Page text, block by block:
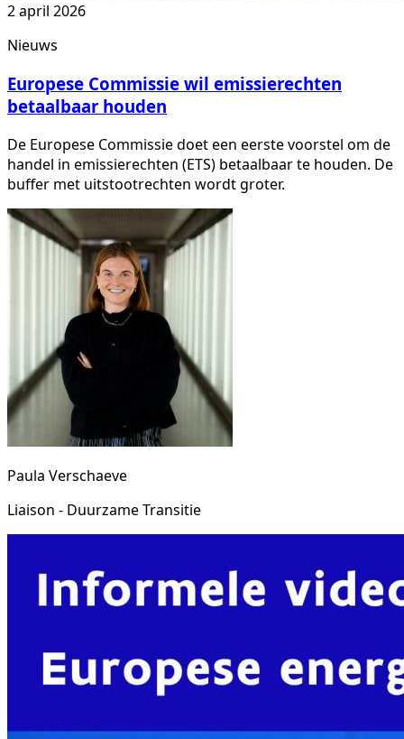
2 april 2026
Nieuws
Europese Commissie wil emissierechten
betaalbaar houden
De Europese Commissie doet een eerste voorstel om de
handel in emissierechten (ETS) betaalbaar te houden. De
buffer met uitstootrechten wordt groter.
Paula Verschaeve
Liaison - Duurzame Transitie